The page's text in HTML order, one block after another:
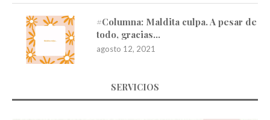
#Columna: Maldita culpa. A pesar de
todo, gracias…
agosto 12, 2021
SERVICIOS